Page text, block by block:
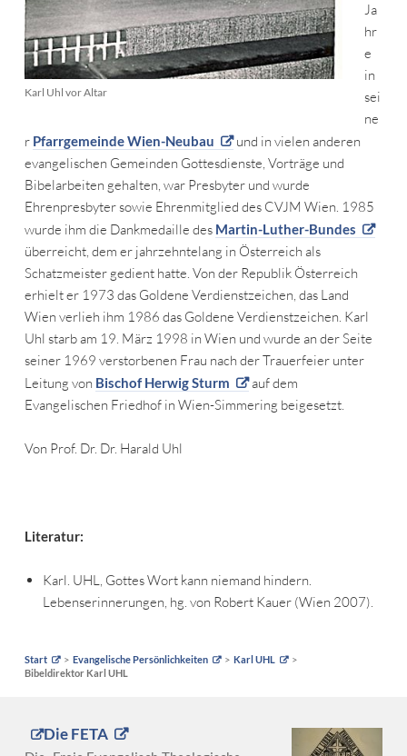
Karl Uhl vor Altar
Ja
hr
e
in
sei
ne
r Pfarrgemeinde Wien-Neubau
und in vielen anderen
evangelischen Gemeinden Gottesdienste, Vorträge und
Bibelarbeiten gehalten, war Presbyter und wurde
Ehrenpresbyter sowie Ehrenmitglied des CVJM Wien. 1985
wurde ihm die Dankmedaille des Martin-Luther-Bundes
überreicht, dem er jahrzehntelang in Österreich als
Schatzmeister gedient hatte. Von der Republik Österreich
erhielt er 1973 das Goldene Verdienstzeichen, das Land
Wien verlieh ihm 1986 das Goldene Verdienstzeichen. Karl
Uhl starb am 19. März 1998 in Wien und wurde an der Seite
seiner 1969 verstorbenen Frau nach der Trauerfeier unter
Leitung von Bischof Herwig Sturm
auf dem
Evangelischen Friedhof in Wien-Simmering beigesetzt.
Von Prof. Dr. Dr. Harald Uhl
Literatur:
Karl. UHL, Gottes Wort kann niemand hindern.
Lebenserinnerungen, hg. von Robert Kauer (Wien 2007).
Start Evangelische Persönlichkeiten
Karl UHL
Bibeldirektor Karl UHL
Die FETA